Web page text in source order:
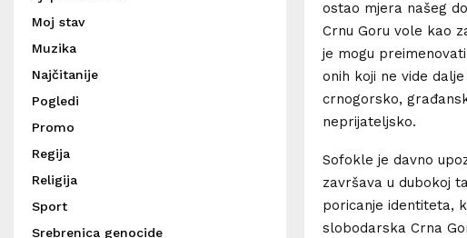
ostao mjera našeg
Crnu Goru vole kao
je mogu
onih koji ne vide
crnogorsko,
neprijateljsko.
Sofokle je davno
završava u dubokoj
poricanje identiteta,
slobodarska Crna
Moj stav
Muzika
Najčitanije
Pogledi
Promo
Regija
Religija
Sport
Srebrenica genocide